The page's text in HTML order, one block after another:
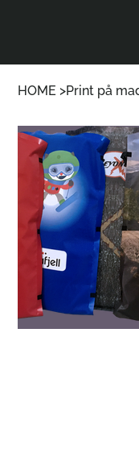
HOME >Print på